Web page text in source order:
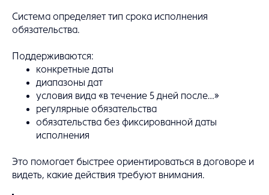
Система определяет тип срока исполнения
обязательства.
Поддерживаются:
конкретные даты
диапазоны дат
условия вида «в течение 5 дней после…»
регулярные обязательства
обязательства без фиксированной даты
исполнения
Это помогает быстрее ориентироваться в договоре и
видеть, какие действия требуют внимания.